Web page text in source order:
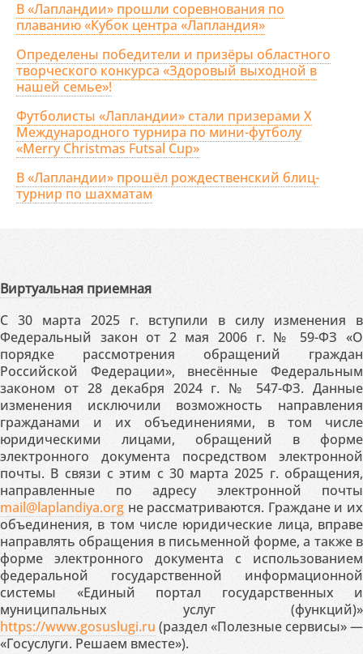
В «Лапландии» прошли соревнования по
плаванию «Кубок центра «Лапландия»
Определены победители и призёры областного
творческого конкурса «Здоровый выходной в
нашей семье»!
Футболисты «Лапландии» стали призерами X
Международного турнира по мини-футболу
«Merry Christmas Futsal Cup»
В «Лапландии» прошёл рождественский блиц-
турнир по шахматам
Виртуальная приемная
С 30 марта 2025 г. вступили в силу изменения в
Федеральный закон от 2 мая 2006 г. № 59-ФЗ «О
порядке рассмотрения обращений граждан
Российской Федерации», внесённые Федеральным
законом от 28 декабря 2024 г. № 547-ФЗ. Данные
изменения исключили возможность направления
гражданами и их объединениями, в том числе
юридическими лицами, обращений в форме
электронного документа посредством электронной
почты. В связи с этим с 30 марта 2025 г. обращения,
направленные по адресу электронной почты
mail@laplandiya.org не рассматриваются. Граждане и их
объединения, в том числе юридические лица, вправе
направлять обращения в письменной форме, а также в
форме электронного документа с использованием
федеральной государственной информационной
системы «Единый портал государственных и
муниципальных услуг (функций)»
https://www.gosuslugi.ru (раздел «Полезные сервисы» —
«Госуслуги. Решаем вместе»).